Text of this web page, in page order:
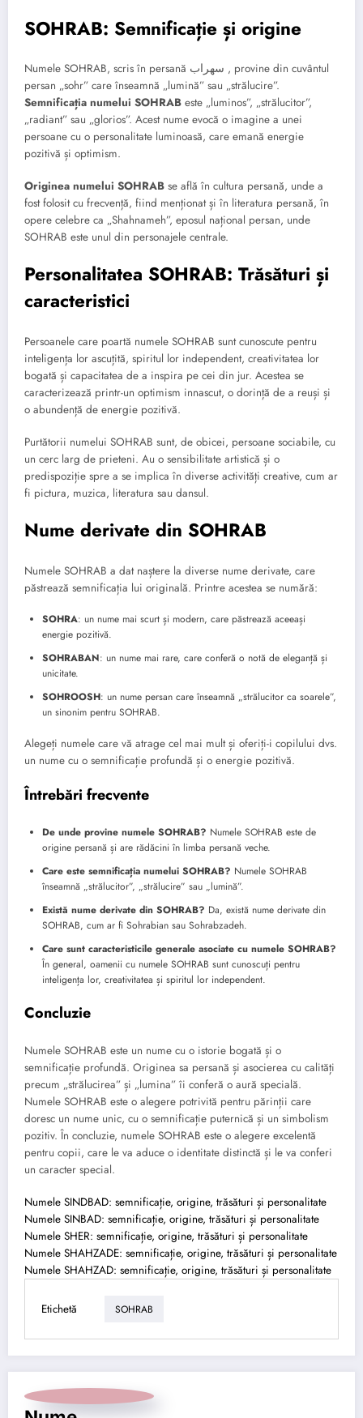
SOHRAB: Semnificație și origine
Numele SOHRAB, scris în persană سهراب , provine din cuvântul
persan „sohr” care înseamnă „lumină” sau „strălucire”.
Semnificația numelui SOHRAB este „luminos”, „strălucitor”,
„radiant” sau „glorios”. Acest nume evocă o imagine a unei
persoane cu o personalitate luminoasă, care emană energie
pozitivă și optimism.
Originea numelui SOHRAB se află în cultura persană, unde a
fost folosit cu frecvență, fiind menționat și în literatura persană, în
opere celebre ca „Shahnameh”, eposul național persan, unde
SOHRAB este unul din personajele centrale.
Personalitatea SOHRAB: Trăsături și
caracteristici
Persoanele care poartă numele SOHRAB sunt cunoscute pentru
inteligența lor ascuțită, spiritul lor independent, creativitatea lor
bogată și capacitatea de a inspira pe cei din jur. Acestea se
caracterizează printr-un optimism innascut, o dorință de a reuși și
o abundență de energie pozitivă.
Purtătorii numelui SOHRAB sunt, de obicei, persoane sociabile, cu
un cerc larg de prieteni. Au o sensibilitate artistică și o
predispoziție spre a se implica în diverse activități creative, cum ar
fi pictura, muzica, literatura sau dansul.
Nume derivate din SOHRAB
Numele SOHRAB a dat naștere la diverse nume derivate, care
păstrează semnificația lui originală. Printre acestea se numără:
SOHRA: un nume mai scurt și modern, care păstrează aceeași
energie pozitivă.
SOHRABAN: un nume mai rare, care conferă o notă de eleganță și
unicitate.
SOHROOSH: un nume persan care înseamnă „strălucitor ca soarele”,
un sinonim pentru SOHRAB.
Alegeți numele care vă atrage cel mai mult și oferiți-i copilului dvs.
un nume cu o semnificație profundă și o energie pozitivă.
Întrebări frecvente
De unde provine numele SOHRAB? Numele SOHRAB este de
origine persană și are rădăcini în limba persană veche.
Care este semnificația numelui SOHRAB? Numele SOHRAB
înseamnă „strălucitor”, „strălucire” sau „lumină”.
Există nume derivate din SOHRAB? Da, există nume derivate din
SOHRAB, cum ar fi Sohrabian sau Sohrabzadeh.
Care sunt caracteristicile generale asociate cu numele SOHRAB?
În general, oamenii cu numele SOHRAB sunt cunoscuți pentru
inteligența lor, creativitatea și spiritul lor independent.
Concluzie
Numele SOHRAB este un nume cu o istorie bogată și o
semnificație profundă. Originea sa persană și asocierea cu calități
precum „strălucirea” și „lumina” îi conferă o aură specială.
Numele SOHRAB este o alegere potrivită pentru părinții care
doresc un nume unic, cu o semnificație puternică și un simbolism
pozitiv. În concluzie, numele SOHRAB este o alegere excelentă
pentru copii, care le va aduce o identitate distinctă și le va conferi
un caracter special.
Numele SINDBAD: semnificație, origine, trăsături și personalitate
Numele SINBAD: semnificație, origine, trăsături și personalitate
Numele SHER: semnificație, origine, trăsături și personalitate
Numele SHAHZADE: semnificație, origine, trăsături și personalitate
Numele SHAHZAD: semnificație, origine, trăsături și personalitate
Etichetă SOHRAB